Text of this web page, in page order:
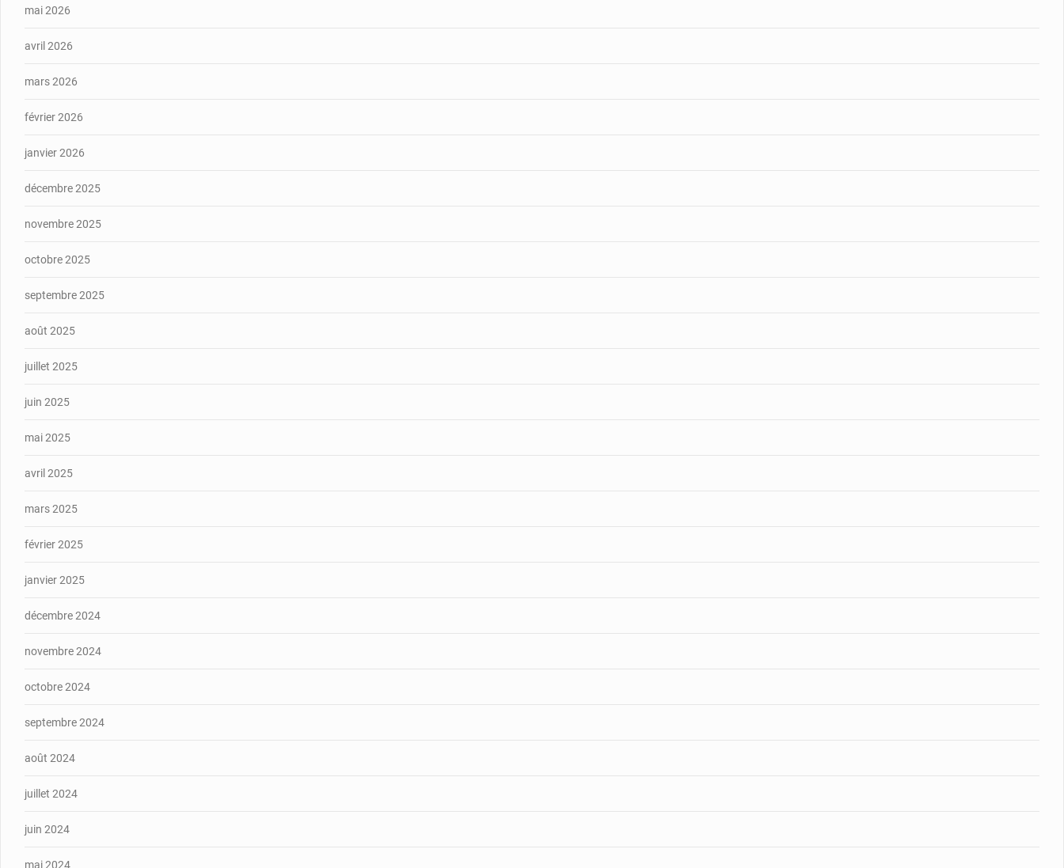
mai 2026
avril 2026
mars 2026
février 2026
janvier 2026
décembre 2025
novembre 2025
octobre 2025
septembre 2025
août 2025
juillet 2025
juin 2025
mai 2025
avril 2025
mars 2025
février 2025
janvier 2025
décembre 2024
novembre 2024
octobre 2024
septembre 2024
août 2024
juillet 2024
juin 2024
mai 2024